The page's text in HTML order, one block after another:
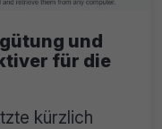
und
für die
kürzlich